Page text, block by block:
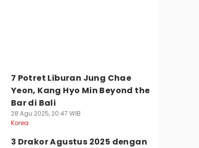
7 Potret Liburan Jung Chae
Yeon, Kang Hyo Min Beyond the
Bar di Bali
28 Agu 2025, 20:47 WIB
Korea
3 Drakor Agustus 2025 dengan